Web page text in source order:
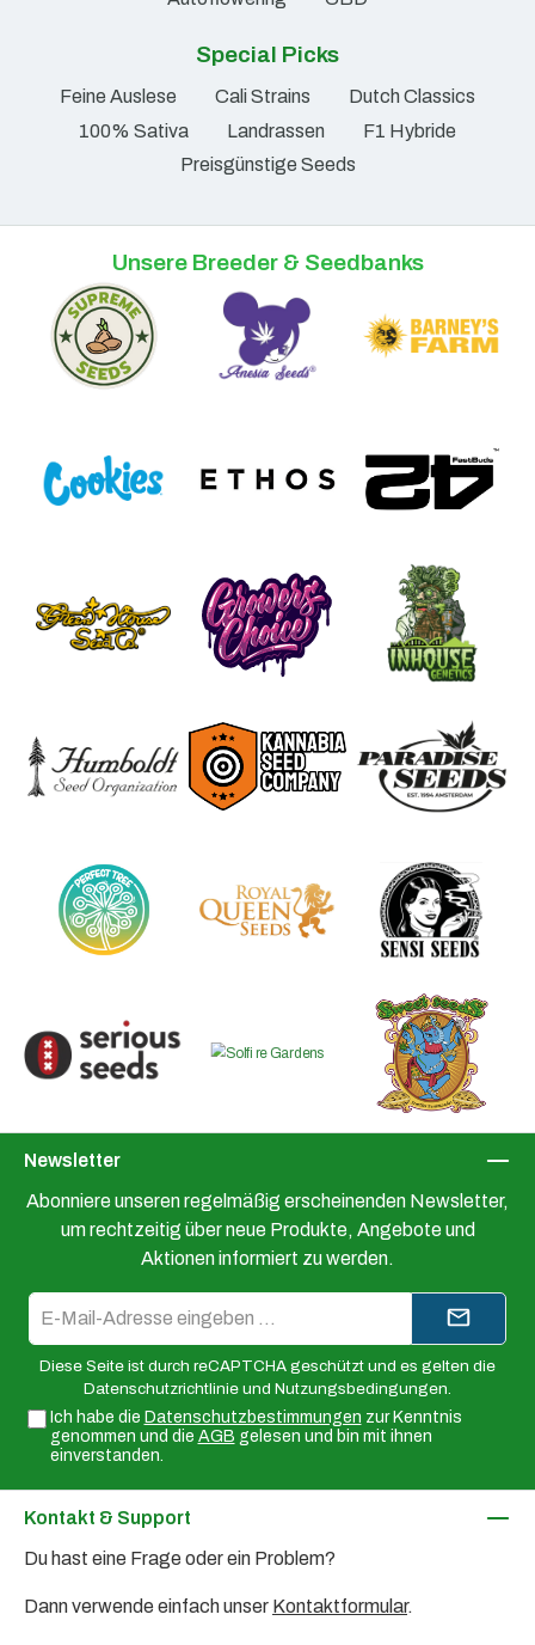
Special Picks
Feine Auslese Cali Strains
Dutch Classics
100% Sativa
Landrassen
F1 Hybride
Preisgünstige Seeds
Unsere Breeder & Seedbanks
Newsletter
Abonniere unseren regelmäßig erscheinenden Newsletter,
um rechtzeitig über neue Produkte, Angebote und
Aktionen informiert zu werden.
Mail-
Adresse*
Diese Seite ist durch reCAPTCHA geschützt und es gelten die
Datenschutzrichtlinie und Nutzungsbedingungen.
Ich habe die Datenschutzbestimmungen zur Kenntnis
genommen und die AGB gelesen und bin mit ihnen
einverstanden.
Kontakt & Support
Du hast eine Frage oder ein Problem?
Dann verwende einfach unser Kontaktformular.